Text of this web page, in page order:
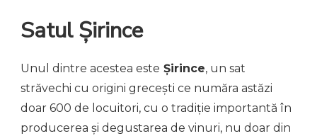
Satul Şirince
Unul dintre acestea este Şirince, un sat
străvechi cu origini grecești ce număra astăzi
doar 600 de locuitori, cu o tradiție importantă în
producerea și degustarea de vinuri, nu doar din